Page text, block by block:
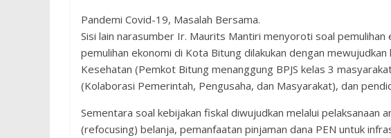
Pandemi Covid-19, Masalah Bersama.
Sisi lain narasumber Ir. Maurits Mantiri menyoroti soal
pemulihan ekonomi di Kota Bitung dilakukan dengan
Kesehatan (Pemkot Bitung menanggung BPJS kelas 3
(Kolaborasi Pemerintah, Pengusaha, dan Masyarakat), dan
Sementara soal kebijakan fiskal diwujudkan melalui pelaksanaan
(refocusing) belanja, pemanfaatan pinjaman dana PEN untuk